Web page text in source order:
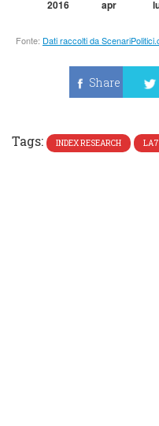
Share
Tags: INDEX RESEARCH LA7